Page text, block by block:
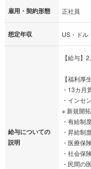
雇用・契約形態 正社員
想定年収 US・ド
給与についての
説明
【給与】
【福利厚生
・13カ月
・インセ
※ 新規開
・有給制
・昇給制
・医療保
・社会保
・民間の